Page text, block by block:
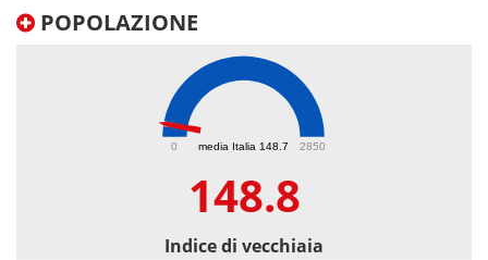
POPOLAZIONE
media Italia 148.7
0 2850
148.8
Indice di vecchiaia